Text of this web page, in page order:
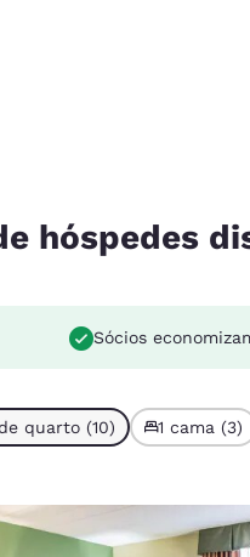
hóspedes
Sócios
quarto (10) 1 cama (3)